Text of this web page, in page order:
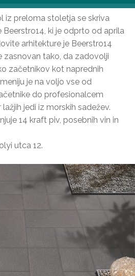
iz preloma stoletja se skriva
Beerstro14, ki je odprto od aprila
arhitekture je Beerstro14
zasnovan tako, da zadovolji
začetnikov kot naprednih
je na voljo vse od
do profesionalcem
jedi iz morskih sadežev.
14 kraft piv, posebnih vin in
utca 12.